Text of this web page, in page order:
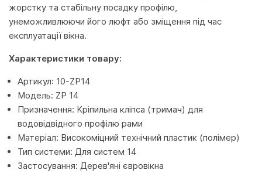
жорстку та стабільну посадку профілю,
унеможливлюючи його люфт або зміщення під час
експлуатації вікна.
Характеристики товару:
Артикул: 10-ZP14
Модель: ZP 14
Призначення: Кріпильна кліпса (тримач) для
водовідвідного профілю рами
Матеріал: Високоміцний технічний пластик (полімер)
Тип системи: Для систем 14
Застосування: Дерев'яні євровікна